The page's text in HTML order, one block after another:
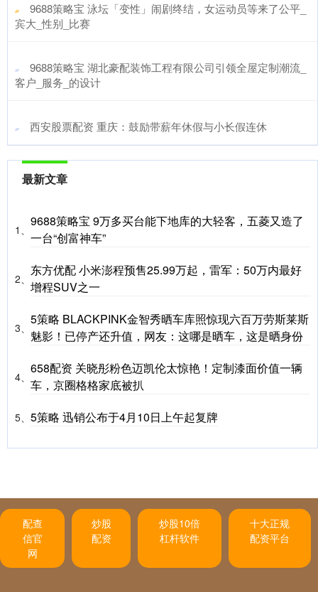
​9688策略宝 泳坛「变性」闹剧终结，女运动员等来了公平_
宾大_性别_比赛
​9688策略宝 湖北豪配装饰工程有限公司引领全屋定制潮流_
客户_服务_的设计
​西安股票配资 重庆：鼓励带薪年休假与小长假连休
最新文章
1、
9688策略宝 9万多买台能下地库的大轻客，五菱又造了
一台“创富神车”
2、
东方优配 小米澎程预售25.99万起，雷军：50万内最好
增程SUV之一
3、
5策略 BLACKPINK金智秀晒车库照惊现六百万劳斯莱斯
魅影！已停产还升值，网友：这哪是晒车，这是晒身份
4、
658配资 关晓彤粉色迈凯伦太惊艳！定制漆面价值一辆
车，京圈格格家底被扒
5、 5策略 迅销公布于4月10日上午起复牌
配查
信官
网
炒股
配资
炒股10倍
杠杆软件
十大正规
配资平台